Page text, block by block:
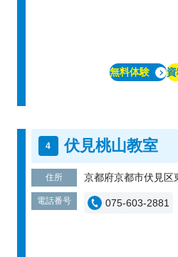
無料体験
伏見桃山教室
住所 京都府京都市伏見
電話番号 075-603-2881